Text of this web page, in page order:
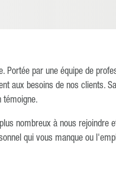
par une équipe de
aux besoins de nos clients.
témoigne.
nombreux à nous rejoindre
qui vous manque ou